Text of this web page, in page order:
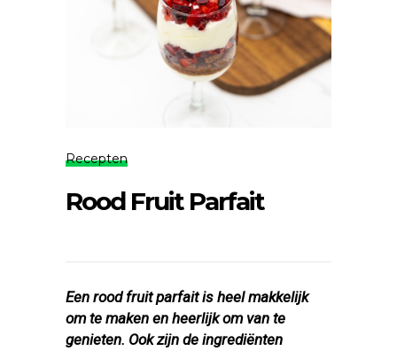
Recepten
Rood Fruit Parfait
Een rood fruit parfait is heel makkelijk
om te maken en heerlijk om van te
genieten. Ook zijn de ingrediënten